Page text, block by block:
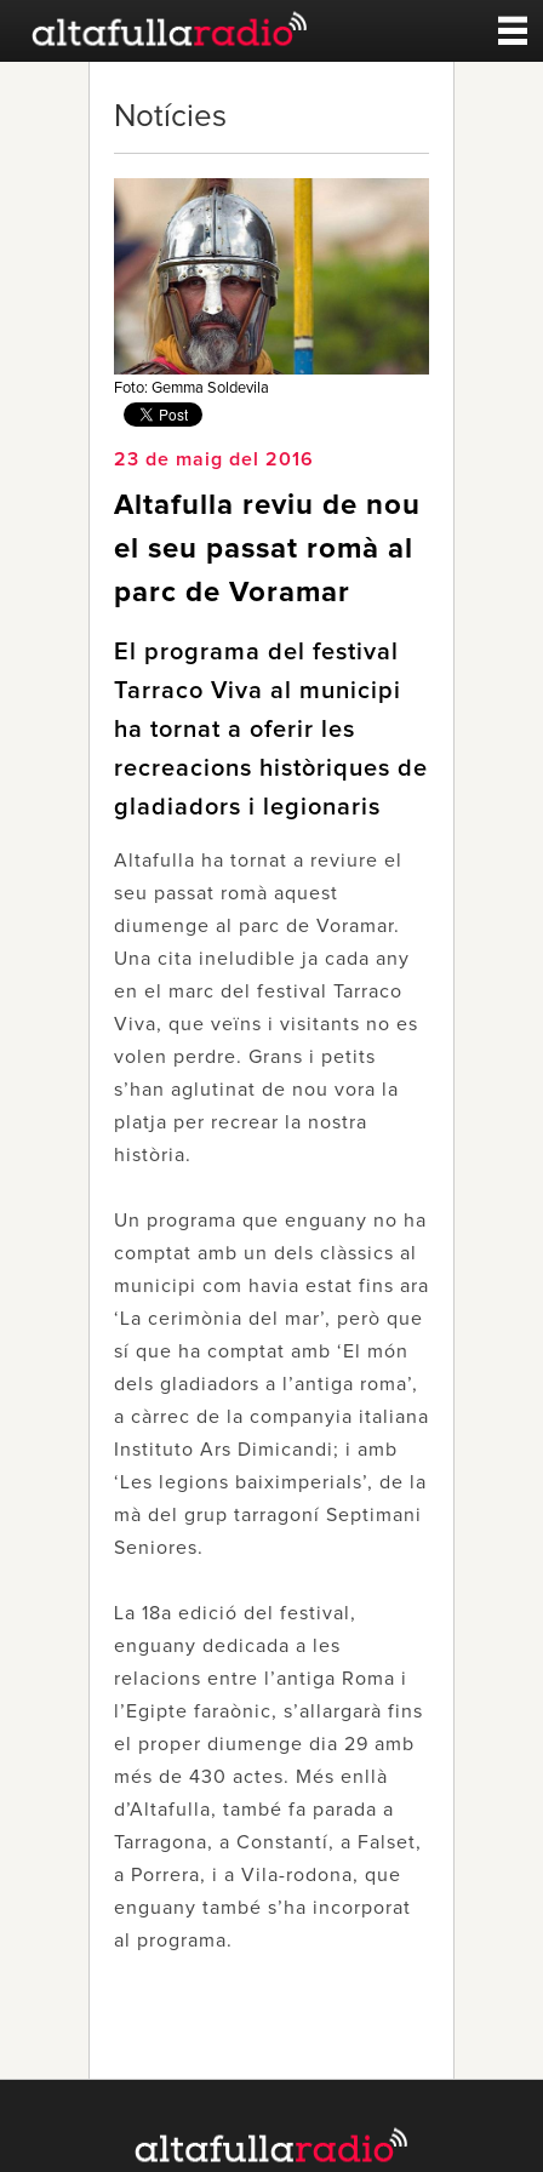
Esports
Noticies
Qui Som
Notícies
Foto: Gemma Soldevila
23 de maig del 2016
Altafulla reviu de nou
el seu passat romà al
parc de Voramar
El programa del festival
Tarraco Viva al municipi
ha tornat a oferir les
recreacions històriques de
gladiadors i legionaris
Altafulla ha tornat a reviure el
seu passat romà aquest
diumenge al parc de Voramar.
Una cita ineludible ja cada any
en el marc del festival Tarraco
Viva, que veïns i visitants no es
volen perdre. Grans i petits
s’han aglutinat de nou vora la
platja per recrear la nostra
història.
Un programa que enguany no ha
comptat amb un dels clàssics al
municipi com havia estat fins ara
‘La cerimònia del mar’, però que
sí que ha comptat amb ‘El món
dels gladiadors a l’antiga roma’,
a càrrec de la companyia italiana
Instituto Ars Dimicandi; i amb
‘Les legions baiximperials’, de la
mà del grup tarragoní Septimani
Seniores.
La 18a edició del festival,
enguany dedicada a les
relacions entre l’antiga Roma i
l’Egipte faraònic, s’allargarà fins
el proper diumenge dia 29 amb
més de 430 actes. Més enllà
d’Altafulla, també fa parada a
Tarragona, a Constantí, a Falset,
a Porrera, i a Vila-rodona, que
enguany també s’ha incorporat
al programa.